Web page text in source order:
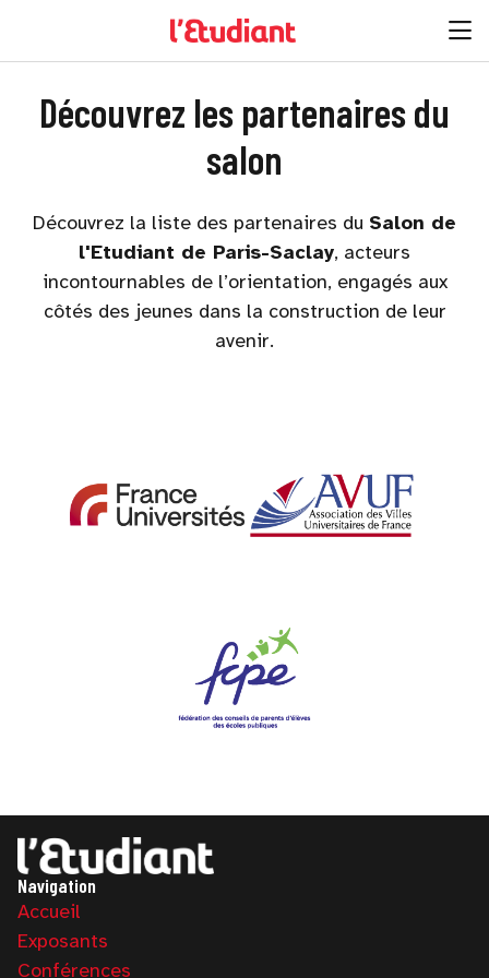
Découvrez les partenaires du
salon
Découvrez la liste des partenaires du Salon de
l'Etudiant de Paris-Saclay, acteurs
incontournables de l’orientation, engagés aux
côtés des jeunes dans la construction de leur
avenir.
Navigation
Accueil
Exposants
Conférences